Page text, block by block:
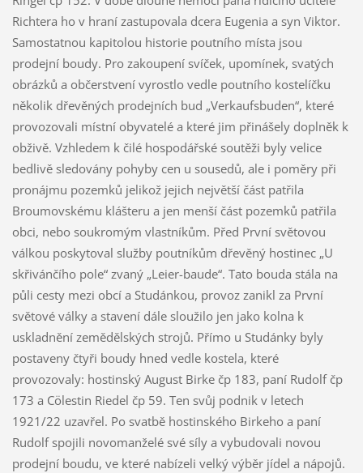
Richtera ho v hraní zastupovala dcera Eugenia a syn Viktor.
Samostatnou kapitolou historie poutního místa jsou
prodejní boudy. Pro zakoupení svíček, upomínek, svatých
obrázků a občerstvení vyrostlo vedle poutního kostelíčku
několik dřevěných prodejních bud „Verkaufsbuden“, které
provozovali místní obyvatelé a které jim přinášely doplněk k
obživě. Vzhledem k čilé hospodářské soutěži byly velice
bedlivě sledovány pohyby cen u sousedů, ale i poměry při
pronájmu pozemků jelikož jejich největší část patřila
Broumovskému klášteru a jen menší část pozemků patřila
obci, nebo soukromým vlastníkům. Před První světovou
válkou poskytoval služby poutníkům dřevěný hostinec „U
skřivánčího pole“ zvaný „Leier-baude“. Tato bouda stála na
půli cesty mezi obcí a Studánkou, provoz zanikl za První
světové války a stavení dále sloužilo jen jako kolna k
uskladnění zemědělských strojů. Přímo u Studánky byly
postaveny čtyři boudy hned vedle kostela, které
provozovaly: hostinský August Birke čp 183, paní Rudolf čp
173 a Cölestin Riedel čp 59. Ten svůj podnik v letech
1921/22 uzavřel. Po svatbě hostinského Birkeho a paní
Rudolf spojili novomanželé své síly a vybudovali novou
prodejní boudu, ve které nabízeli velký výběr jídel a nápojů.